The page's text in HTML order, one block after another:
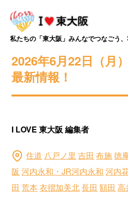
私たちの「東大阪」みんなでつなごう、
2026年6月22日（月
最新情報！
I LOVE 東大阪 編集者
住道 八戸ノ里 吉田 布施徳
阪 河内永和・JR河内永和 河内
田 荒本 衣摺加美北長田 額田 高